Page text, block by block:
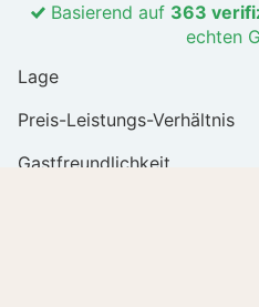
Basierend auf 363
echten
Lage
Preis-Leistungs-Verhältnis
Gastfreundlichkeit